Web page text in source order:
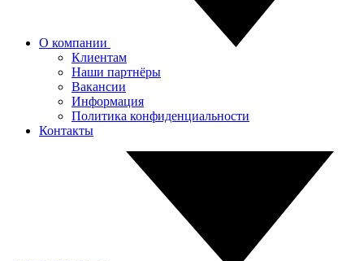
О компании
Клиентам
Наши партнёры
Вакансии
Информация
Политика конфиденциальности
Контакты